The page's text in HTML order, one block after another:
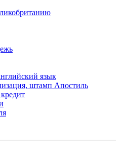
язык
штамп Апостиль